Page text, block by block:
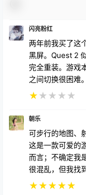
闪亮粉红
两年前我买了这
黑屏。Quest 2
完全重装。游戏
之间切换很困难。
★★ ★ ★ ★
朝乐
可步行的地图、
这是一款可爱的
而言；不确定我
很混乱，但我找
★★★★★